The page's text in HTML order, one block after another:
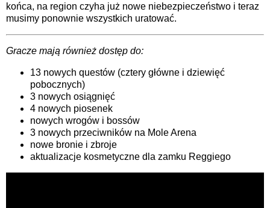
końca, na region czyha już nowe niebezpieczeństwo i teraz
musimy ponownie wszystkich uratować.
Gracze mają również dostęp do:
13 nowych questów (cztery główne i dziewięć
pobocznych)
3 nowych osiągnięć
4 nowych piosenek
nowych wrogów i bossów
3 nowych przeciwników na Mole Arena
nowe bronie i zbroje
aktualizacje kosmetyczne dla zamku Reggiego